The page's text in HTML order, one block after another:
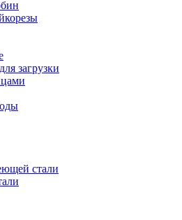
загрузки
стали